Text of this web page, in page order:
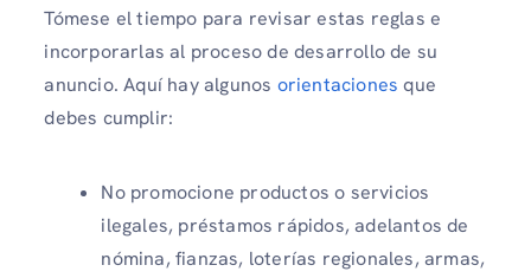
Tómese el tiempo para revisar estas reglas e
incorporarlas al proceso de desarrollo de su
anuncio. Aquí hay algunos orientaciones que
debes cumplir:
No promocione productos o servicios
ilegales, préstamos rápidos, adelantos de
nómina, fianzas, loterías regionales, armas,